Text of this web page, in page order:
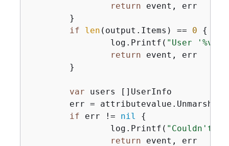
return event, err
if
len (output.Items) == 0
{
		log.Printf(
"User '%v'
return event, err
var users []UserInfo
if err != nil
{
		log.Printf(
"Couldn't
return event, err